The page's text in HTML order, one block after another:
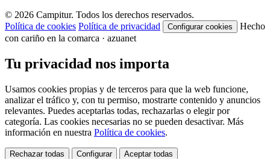
© 2026 Campitur. Todos los derechos reservados.
Política de cookies Política de privacidad Configurar cookies
Hecho
con cariño en la comarca · azuanet
Tu privacidad nos importa
Usamos cookies propias y de terceros para que la web funcione,
analizar el tráfico y, con tu permiso, mostrarte contenido y anuncios
relevantes. Puedes aceptarlas todas, rechazarlas o elegir por
categoría. Las cookies necesarias no se pueden desactivar. Más
información en nuestra Política de cookies.
Rechazar todas Configurar Aceptar todas